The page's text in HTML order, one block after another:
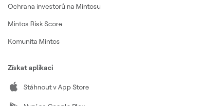
Ochrana investorů na Mintosu
Mintos Risk Score
Komunita Mintos
Získat aplikaci
Stáhnout v App Store